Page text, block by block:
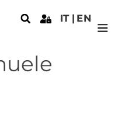
IT EN